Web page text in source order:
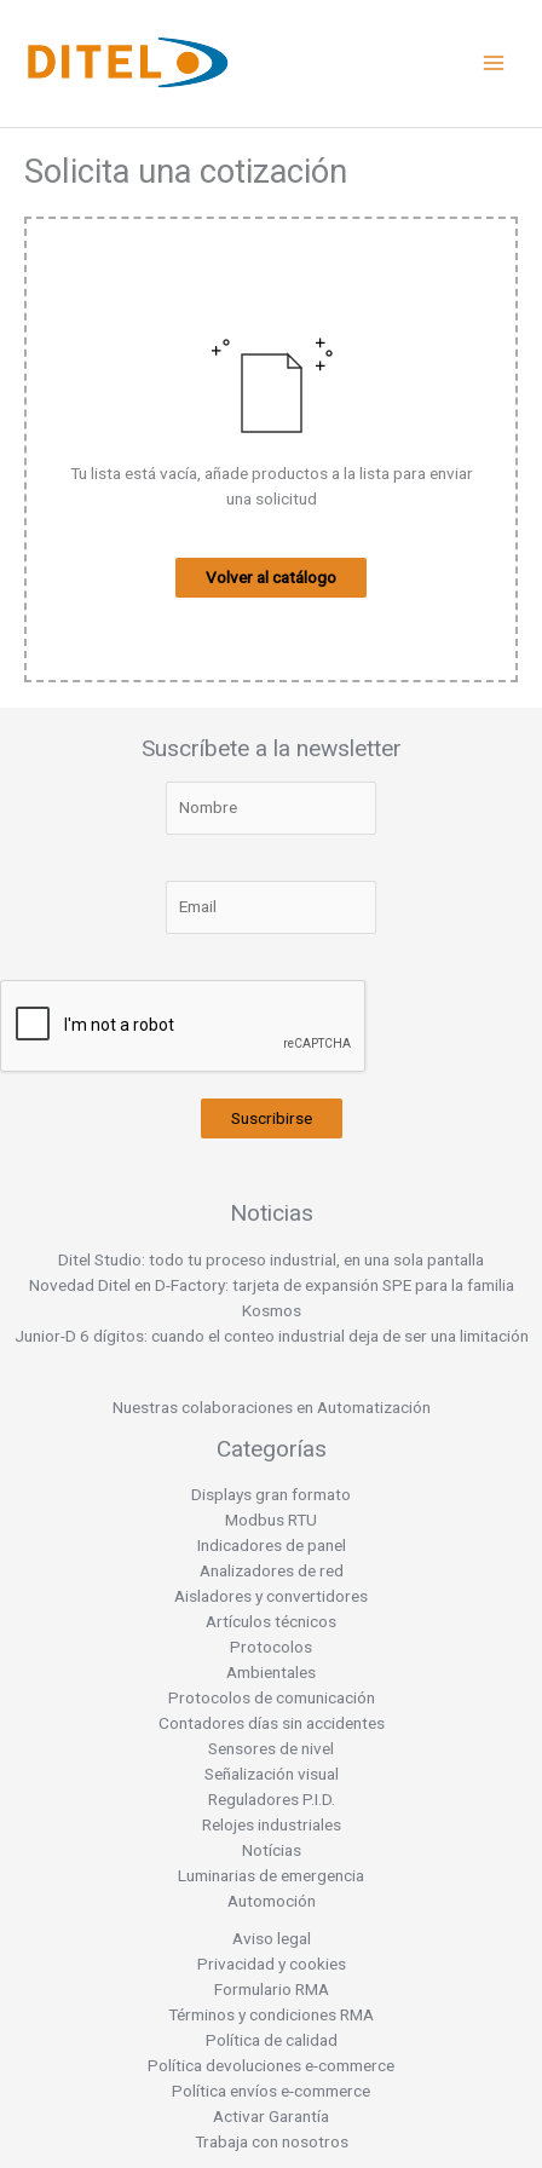
contenido
Solicita una cotización
Tu lista está vacía, añade productos a la lista para enviar
una solicitud
Volver al catálogo
Suscríbete a la newsletter
Suscribirse
Noticias
Ditel Studio: todo tu proceso industrial, en una sola pantalla
Novedad Ditel en D-Factory: tarjeta de expansión SPE para la familia
Kosmos
Junior-D 6 dígitos: cuando el conteo industrial deja de ser una limitación
Nuestras colaboraciones en Automatización
Categorías
Displays gran formato
Modbus RTU
Indicadores de panel
Analizadores de red
Aisladores y convertidores
Artículos técnicos
Protocolos
Ambientales
Protocolos de comunicación
Contadores días sin accidentes
Sensores de nivel
Señalización visual
Reguladores P.I.D.
Relojes industriales
Notícias
Luminarias de emergencia
Automoción
Aviso legal
Privacidad y cookies
Formulario RMA
Términos y condiciones RMA
Política de calidad
Política devoluciones e-commerce
Política envíos e-commerce
Activar Garantía
Trabaja con nosotros